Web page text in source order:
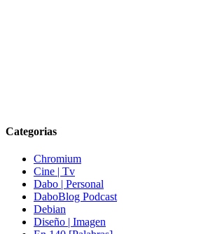
Categorias
Chromium
Cine | Tv
Dabo | Personal
DaboBlog Podcast
Debian
Diseño | Imagen